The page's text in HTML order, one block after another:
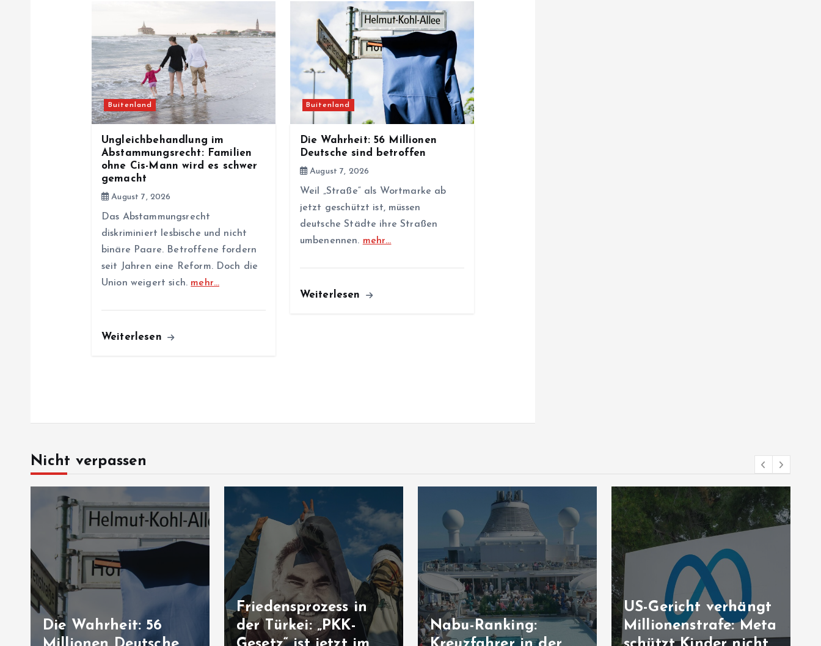
Buitenland
Ungleichbehandlung im
Abstammungsrecht: Familien
ohne Cis-Mann wird es schwer
gemacht
August 7, 2026
Das Abstammungsrecht
diskriminiert lesbische und nicht
binäre Paare. Betroffene fordern
seit Jahren eine Reform. Doch die
Union weigert sich. mehr…
Weiterlesen
Buitenland
Die Wahrheit: 56 Millionen
Deutsche sind betroffen
August 7, 2026
Weil „Straße“ als Wortmarke ab
jetzt geschützt ist, müssen
deutsche Städte ihre Straßen
umbenennen. mehr…
Weiterlesen
Nicht verpassen
Friedensprozess in
der Türkei: „PKK-
Nabu-Ranking:
US-Gericht verhängt
Millionenstrafe: Meta
Tagebuch aus der
Ukraine: Der Krieg